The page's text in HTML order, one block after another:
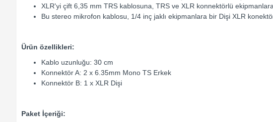
XLR'yi çift 6,35 mm TRS kablosuna, TRS ve XLR konnektörlü
Bu stereo mikrofon kablosu, 1/4 inç jaklı ekipmanlara bir Dişi XLR
Ürün özellikleri:
Kablo uzunluğu: 30 cm
Konnektör A: 2 x 6.35mm Mono TS Erkek
Konnektör B: 1 x XLR Dişi
Paket İçeriği: